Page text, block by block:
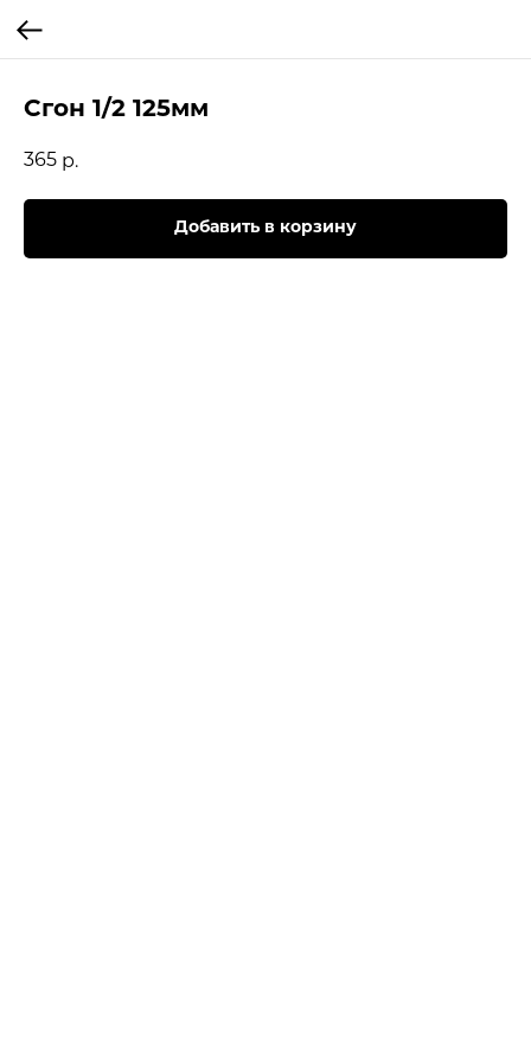
Сгон 1/2 125мм
365 р.
Добавить в корзину